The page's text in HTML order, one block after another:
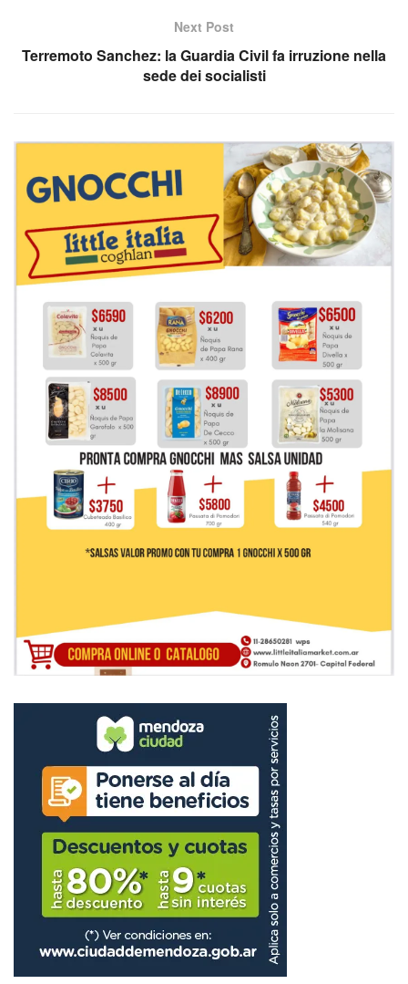
Next Post
Terremoto Sanchez: la Guardia Civil fa irruzione nella
sede dei socialisti